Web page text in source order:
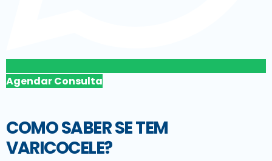
Agendar Consulta
COMO SABER SE TEM
VARICOCELE?